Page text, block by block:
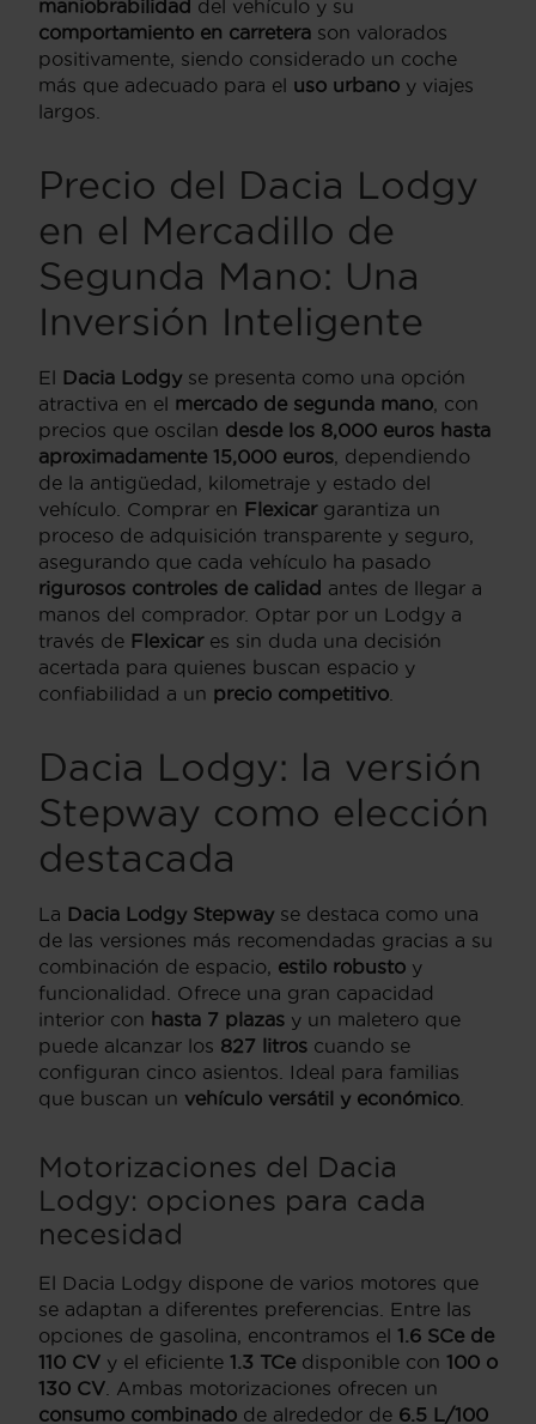
maniobrabilidad del vehículo y su
comportamiento en carretera son valorados
positivamente, siendo considerado un coche
más que adecuado para el uso urbano y viajes
largos.
Precio del Dacia Lodgy
en el Mercadillo de
Segunda Mano: Una
Inversión Inteligente
El Dacia Lodgy se presenta como una opción
atractiva en el mercado de segunda mano , con
precios que oscilan desde los 8,000 euros hasta
aproximadamente 15,000 euros , dependiendo
de la antigüedad, kilometraje y estado del
vehículo. Comprar en Flexicargarantiza un
proceso de adquisición transparente y seguro,
asegurando que cada vehículo ha pasado
rigurosos controles de calidad antes de llegar a
manos del comprador. Optar por un Lodgy a
través de Flexicares sin duda una decisión
acertada para quienes buscan espacio y
confiabilidad a un precio competitivo
Dacia Lodgy: la versión
Stepway como elección
destacada
La Dacia Lodgy Stepway se destaca como una
de las versiones más recomendadas gracias a su
combinación de espacio, estilo robusto y
funcionalidad. Ofrece una gran capacidad
interior con hasta 7 plazas y un maletero que
puede alcanzar los 827 litros cuando se
configuran cinco asientos. Ideal para familias
que buscan un vehículo versátil y económico
Motorizaciones del Dacia
Lodgy: opciones para cada
necesidad
El Dacia Lodgy dispone de varios motores que
se adaptan a diferentes preferencias. Entre las
opciones de gasolina, encontramos el 1.6 SCe de
110 CV y el eficiente 1.3 TCe disponible con 100 o
130 CV . Ambas motorizaciones ofrecen un
consumo combinado de alrededor de 6.5 L/100